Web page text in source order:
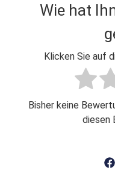
Wie hat
Klicken Sie auf
Bisher keine
diesen